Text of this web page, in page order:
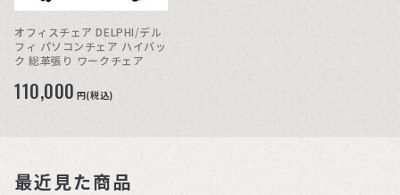
オフィスチェア DELPHI/デル
フィ パソコンチェア ハイバッ
ク 総革張り ワークチェア
110,000 円(税込)
最近見た商品